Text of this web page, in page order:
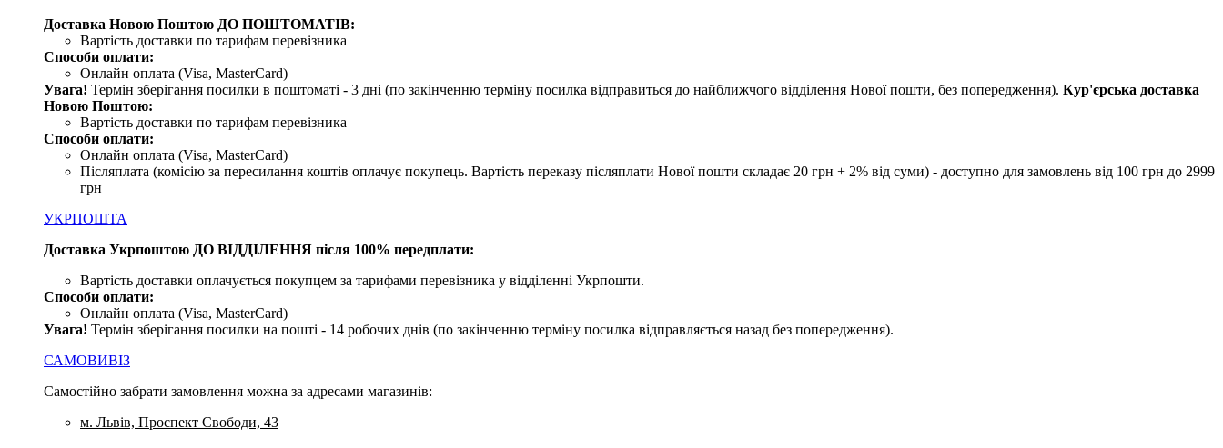
Доставка Новою Поштою ДО ПОШТОМАТІВ:
Вартість доставки по тарифам перевізника
Способи оплати:
Онлайн оплата (Visa, MasterCard)
Увага! Термін зберігання посилки в поштоматі - 3 дні (по закінченню терміну посилка відправиться до найближчого відділення Нової пошти, без попередження). Кур'єрська доставка
Новою Поштою:
Вартість доставки по тарифам перевізника
Способи оплати:
Онлайн оплата (Visa, MasterCard)
Післяплата (комісію за пересилання коштів оплачує покупець. Вартість переказу післяплати Нової пошти складає 20 грн + 2% від суми) - доступно для замовлень від 100 грн до 2999
грн
УКРПОШТА
Доставка Укрпоштою ДО ВІДДІЛЕННЯ після 100% передплати:
Вартість доставки оплачується покупцем за тарифами перевізника у відділенні Укрпошти.
Способи оплати:
Онлайн оплата (Visa, MasterCard)
Увага! Термін зберігання посилки на пошті - 14 робочих днів (по закінченню терміну посилка відправляється назад без попередження).
САМОВИВІЗ
Самостійно забрати замовлення можна за адресами магазинів:
м. Львів, Проспект Свободи, 43